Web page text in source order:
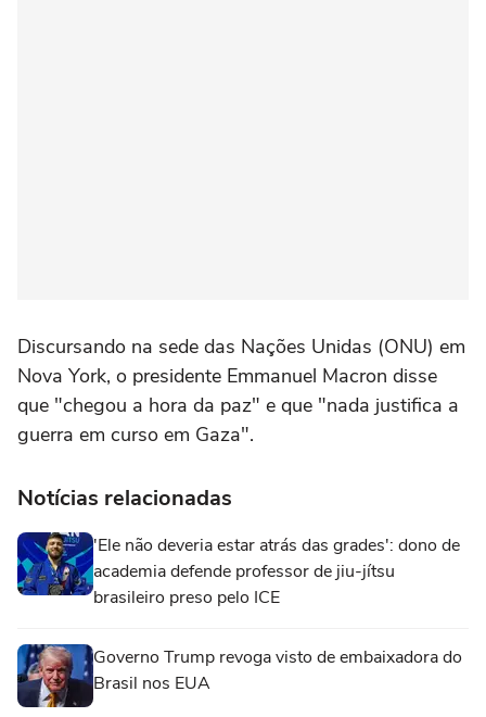
Discursando na sede das Nações Unidas (ONU) em
Nova York, o presidente Emmanuel Macron disse
que "chegou a hora da paz" e que "nada justifica a
guerra em curso em Gaza".
Notícias relacionadas
'Ele não deveria estar atrás das grades': dono de
academia defende professor de jiu-jítsu
brasileiro preso pelo ICE
Governo Trump revoga visto de embaixadora do
Brasil nos EUA